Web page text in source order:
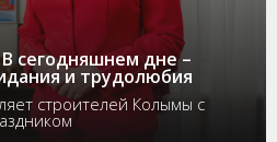
сегодняшнем дне –
и трудолюбия
строителей Колымы с